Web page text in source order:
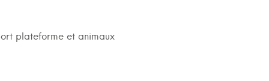
plateforme et animaux